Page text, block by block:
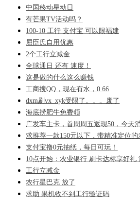
中国移动星动日
有芒果TV活动吗？
100-10 工行 支付宝 可以限福建
屈臣氏自用优惠
2个工行立减金
全球通日 还有 速度！
这是做的什么这么赚钱
工商搜QQ，现在有水，0.66
dxm刷vx_xyk受限了。。。废了
海底捞肥牛免费领
广发车主卡，首周周五返现50，今天
求推荐一款150元以下，带精准定位
支付宝撸0元抽纸，每日可玩！
10点开始：农业银行 刷卡达标享好礼
工行立减金
农行星巴克 放了
求助 果机收不到工行验证码